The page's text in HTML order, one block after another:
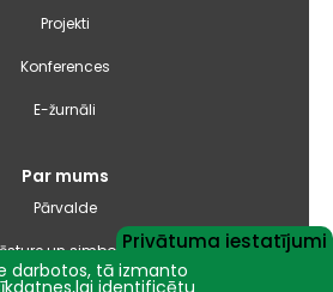
Projekti
Konferences
E-žurnāli
Par mums
Pārvalde
un simbolikaPrivātuma iestatījumi
darbotos, tā izmanto
identificētu